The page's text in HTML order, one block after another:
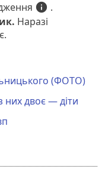
info .
Наразі
(ФОТО)
них двоє — діти